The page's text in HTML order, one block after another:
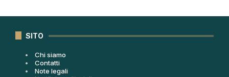
SITO
Chi siamo
Contatti
Note legali